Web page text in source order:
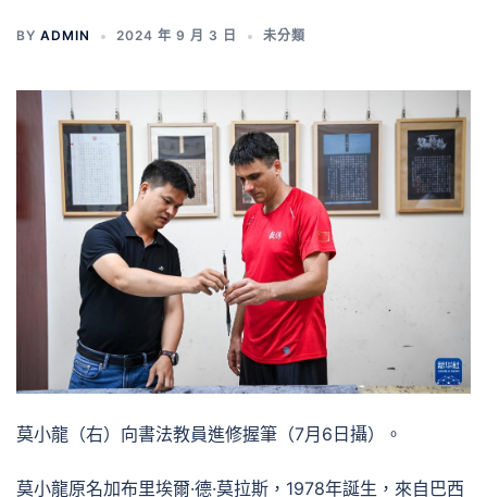
BY ADMIN 2024 年 9 月 3 日 未分類
莫小龍（右）向書法教員進修握筆（7月6日攝）。
莫小龍原名加布里埃爾·德·莫拉斯，1978年誕生，來自巴西